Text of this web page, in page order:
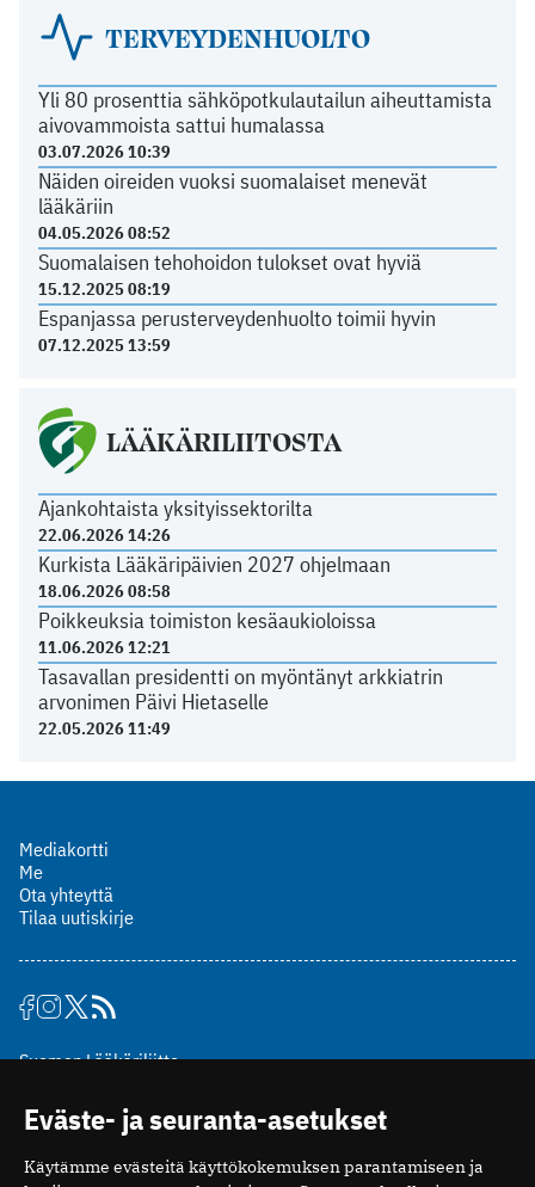
TERVEYDENHUOLTO
Yli 80 prosenttia sähköpotkulautailun aiheuttamista
aivovammoista sattui humalassa
03.07.2026 10:39
Näiden oireiden vuoksi suomalaiset menevät
lääkäriin
04.05.2026 08:52
Suomalaisen tehohoidon tulokset ovat hyviä
15.12.2025 08:19
Espanjassa perusterveydenhuolto toimii hyvin
07.12.2025 13:59
LÄÄKÄRILIITOSTA
Ajankohtaista yksityissektorilta
22.06.2026 14:26
Kurkista Lääkäripäivien 2027 ohjelmaan
18.06.2026 08:58
Poikkeuksia toimiston kesäaukioloissa
11.06.2026 12:21
Tasavallan presidentti on myöntänyt arkkiatrin
arvonimen Päivi Hietaselle
22.05.2026 11:49
Mediakortti
Me
Ota yhteyttä
Tilaa uutiskirje
Suomen Lääkäriliitto
00510 Helsinki
puh. (09) 393 091
toimitus@potilaanlaakarilehti.fi
Eväste- ja seuranta-asetukset
Käytämme evästeitä käyttökokemuksen parantamiseen ja